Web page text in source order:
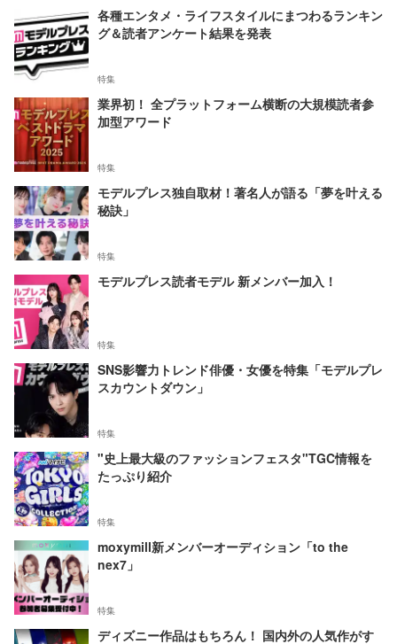
各種エンタメ・ライフスタイルにまつわるランキン
グ＆読者アンケート結果を発表
特集
業界初！ 全プラットフォーム横断の大規模読者参
加型アワード
特集
モデルプレス独自取材！著名人が語る「夢を叶える
秘訣」
特集
モデルプレス読者モデル 新メンバー加入！
特集
SNS影響力トレンド俳優・女優を特集「モデルプレ
スカウントダウン」
特集
"史上最大級のファッションフェスタ"TGC情報を
たっぷり紹介
特集
moxymill新メンバーオーディション「to the
nex7」
特集
ディズニー作品はもちろん！ 国内外の人気作がす